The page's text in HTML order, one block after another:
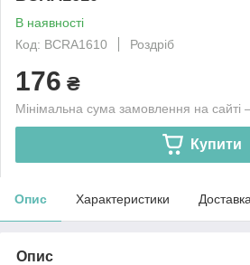
В наявності
Код: BCRA1610
Роздріб
176 ₴
Мінімальна сума замовлення на
Купити
Опис Характеристики Доставка
Опис